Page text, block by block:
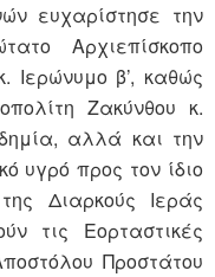
ευχαρίστησε την
Αρχιεπίσκοπο
β’, καθώς
Ζακύνθου κ.
αλλά και την
υγρό προς τον ίδιο
Διαρκούς Ιεράς
τις Εορταστικές
Προστάτου